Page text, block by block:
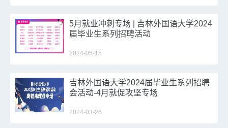
5月就业冲刺专场 | 吉林外国语大学2024
届毕业生系列招聘活动
2024-05-15
吉林外国语大学2024届毕业生系列招聘
会活动-4月就促攻坚专场
2024-03-26